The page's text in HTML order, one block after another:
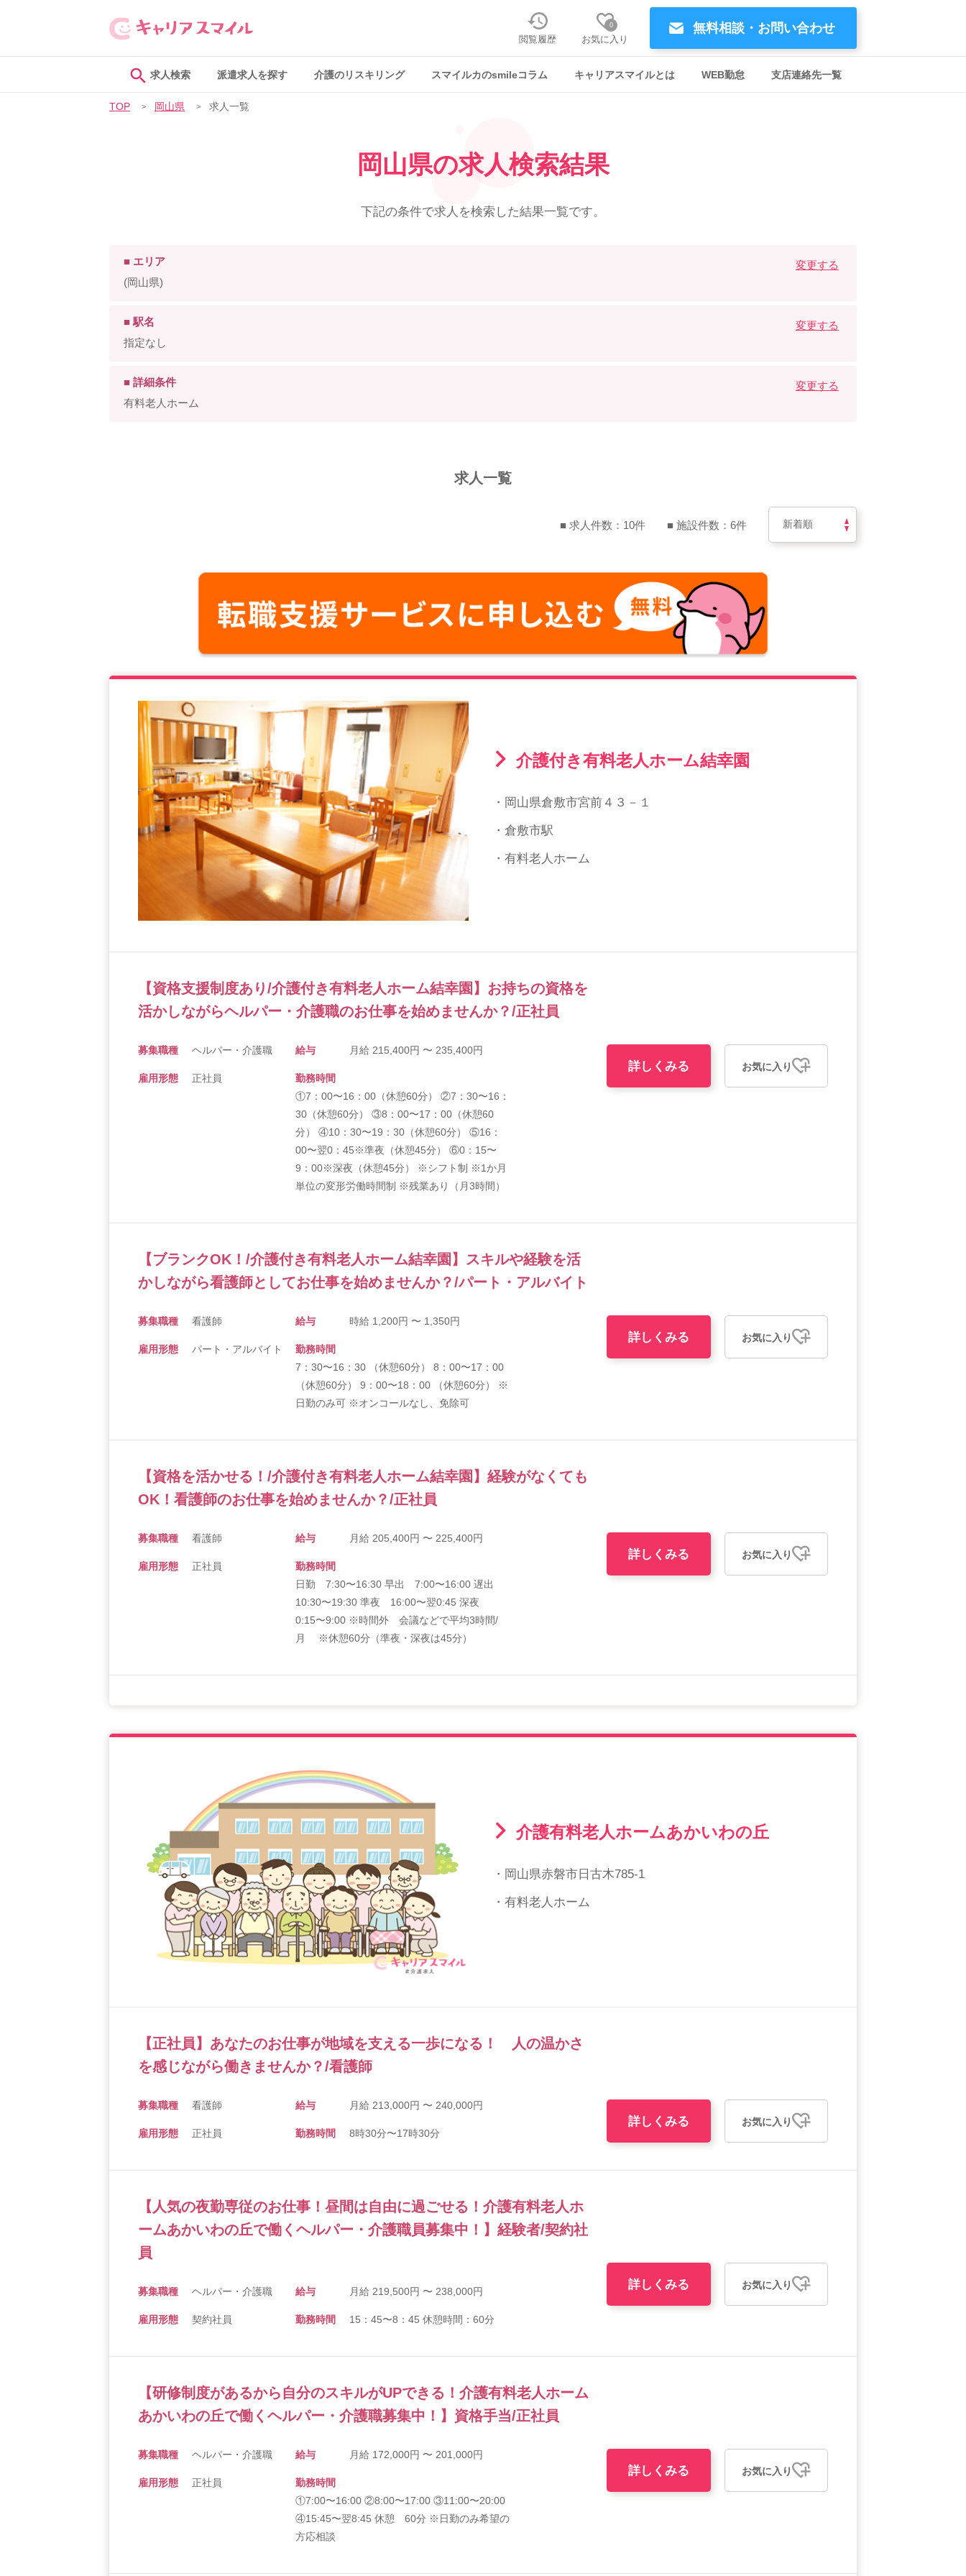
無料相談・お問い合わせ
閲覧履歴
0
お気に入り
求人検索 派遣求人を探す 介護のリスキリング スマイルカのsmileコラム キャリアスマイルとは WEB勤怠 支店連絡先一覧
TOP 岡山県 求人一覧
岡山県の求人検索結果
下記の条件で求人を検索した結果一覧です。
■ エリア
(岡山県)
変更する
■ 駅名
指定なし
変更する
■ 詳細条件
有料老人ホーム
変更する
求人一覧
■ 求人件数：10件 ■ 施設件数：6件
介護付き有料老人ホーム結幸園
・岡山県倉敷市宮前４３－１
・倉敷市駅
・有料老人ホーム
【資格支援制度あり/介護付き有料老人ホーム結幸園】お持ちの資格を
活かしながらヘルパー・介護職のお仕事を始めませんか？/正社員
募集職種 ヘルパー・介護職 給与 月給 215,400円 〜 235,400円
雇用形態 正社員
勤務時間
①7：00〜16：00（休憩60分） ②7：30〜16：
30（休憩60分） ③8：00〜17：00（休憩60
分） ④10：30〜19：30（休憩60分） ⑤16：
00〜翌0：45※準夜（休憩45分） ⑥0：15〜
9：00※深夜（休憩45分） ※シフト制 ※1か月
単位の変形労働時間制 ※残業あり（月3時間）
詳しくみる お気に入り
【ブランクOK！/介護付き有料老人ホーム結幸園】スキルや経験を活
かしながら看護師としてお仕事を始めませんか？/パート・アルバイト
募集職種 看護師 給与 時給 1,200円 〜 1,350円
雇用形態 パート・アルバイト
勤務時間
7：30〜16：30 （休憩60分） 8：00〜17：00
（休憩60分） 9：00〜18：00 （休憩60分） ※
日勤のみ可 ※オンコールなし、免除可
詳しくみる お気に入り
【資格を活かせる！/介護付き有料老人ホーム結幸園】経験がなくても
OK！看護師のお仕事を始めませんか？/正社員
募集職種 看護師 給与 月給 205,400円 〜 225,400円
雇用形態 正社員
勤務時間
日勤 7:30〜16:30 早出 7:00〜16:00 遅出
10:30〜19:30 準夜 16:00〜翌0:45 深夜
0:15〜9:00 ※時間外 会議などで平均3時間/
月 ※休憩60分（準夜・深夜は45分）
詳しくみる お気に入り
介護有料老人ホームあかいわの丘
・岡山県赤磐市日古木785-1
・有料老人ホーム
【正社員】あなたのお仕事が地域を支える一歩になる！ 人の温かさ
を感じながら働きませんか？/看護師
募集職種 看護師 給与 月給 213,000円 〜 240,000円
雇用形態 正社員 勤務時間 8時30分〜17時30分
詳しくみる お気に入り
【人気の夜勤専従のお仕事！昼間は自由に過ごせる！介護有料老人ホ
ームあかいわの丘で働くヘルパー・介護職員募集中！】経験者/契約社
員
募集職種 ヘルパー・介護職 給与 月給 219,500円 〜 238,000円
雇用形態 契約社員 勤務時間 15：45〜8：45 休憩時間：60分
詳しくみる お気に入り
【研修制度があるから自分のスキルがUPできる！介護有料老人ホーム
あかいわの丘で働くヘルパー・介護職募集中！】資格手当/正社員
募集職種 ヘルパー・介護職 給与 月給 172,000円 〜 201,000円
雇用形態 正社員
勤務時間
①7:00〜16:00 ②8:00〜17:00 ③11:00〜20:00
④15:45〜翌8:45 休憩 60分 ※日勤のみ希望の
方応相談
詳しくみる お気に入り